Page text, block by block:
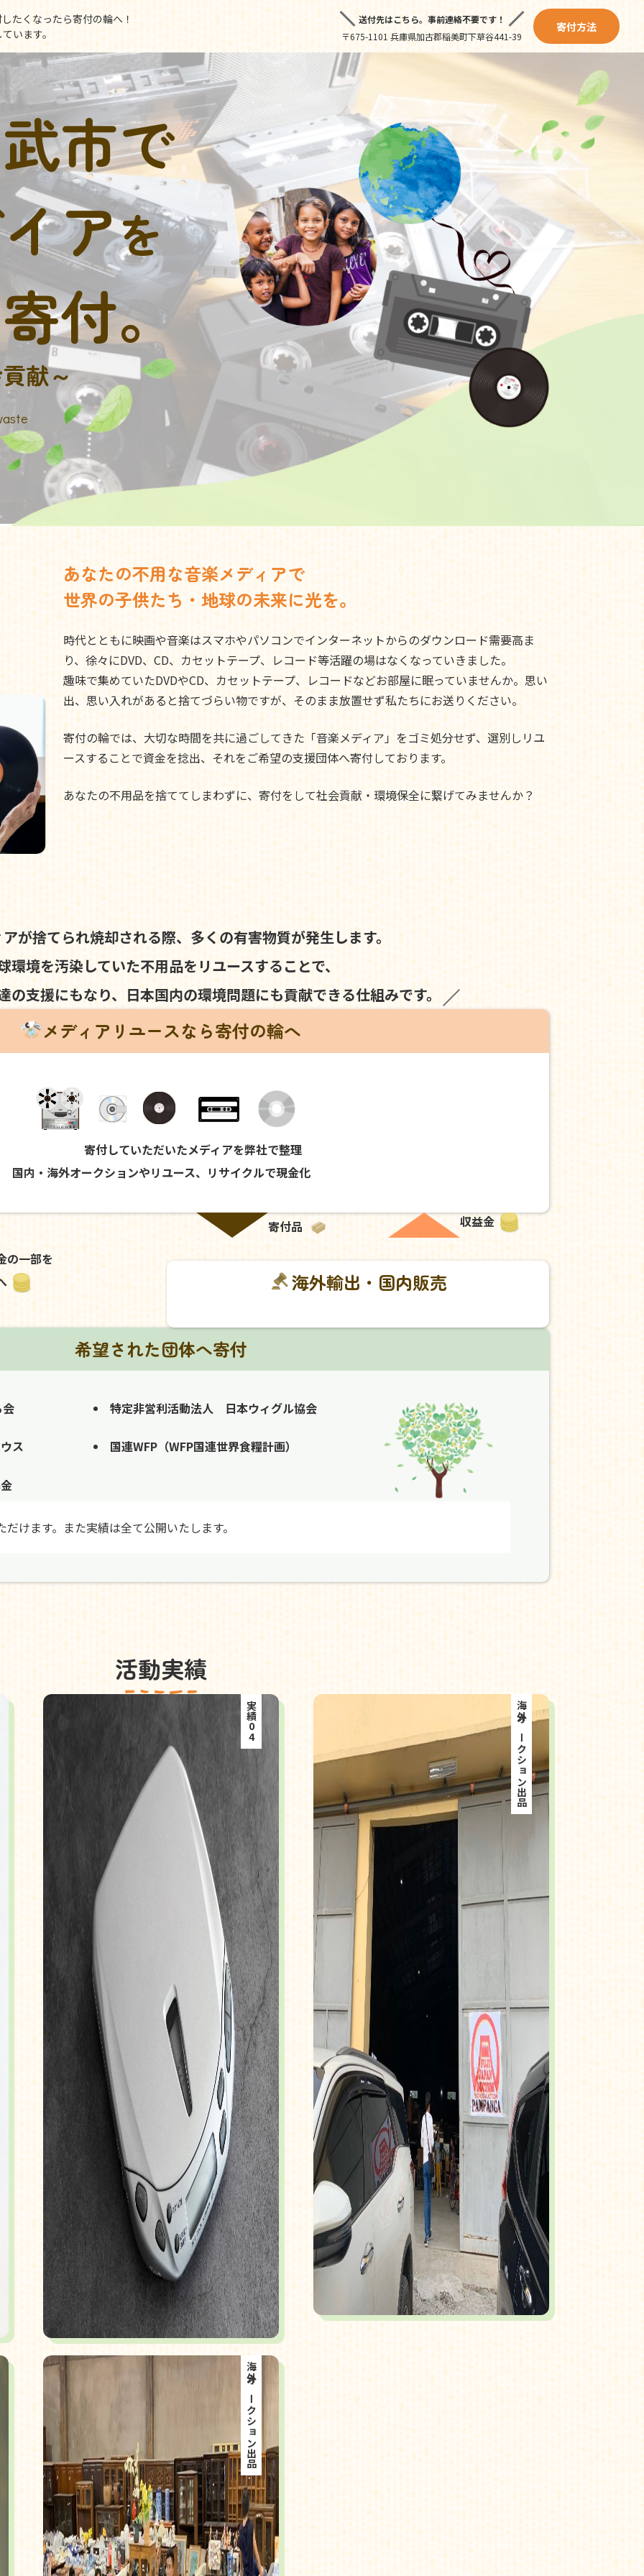
たくなったら寄付の輪へ！
います。
送付先はこちら。 事前連絡不要です！
〒675-1101 兵庫県加古郡稲美町下草谷441-39
寄付方法
市で
アを
付。
献～
あなたの不用な音楽メディアで
世界の子供たち・地球の未来に光を。
時代とともに映画や音楽はスマホやパソコンでインターネットからのダウンロード需要高ま
り、徐々にDVD、CD、カセットテープ、レコード等活躍の場はなくなっていきました。
趣味で集めていたDVDやCD、カセットテープ、レコードなどお部屋に眠っていませんか。思い
出、思い入れがあると捨てづらい物ですが、そのまま放置せず私たちにお送りください。
寄付の輪では、大切な時間を共に過ごしてきた「音楽メディア」をゴミ処分せず、選別しリユ
ースすることで資金を捻出、それをご希望の支援団体へ寄付しております。
あなたの不用品を捨ててしまわずに、寄付をして社会貢献・環境保全に繋げてみませんか？
が捨てられ焼却される際、 多くの有害物質が発生します。
環境を汚染していた不用品を リユースすることで、
支援にもなり、 日本国内の環境問題にも貢献できる仕組みです。
メディアリユースなら寄付の輪へ
寄付していただいたメディアを弊社で整理
国内・海外オークションやリユース、リサイクルで現金化
の一部を
寄付品 収益金
海外輸出・国内販売
希望された団体へ寄付
特定非営利活動法人 日本ウィグル協会
ス 国連WFP（WFP国連世界食糧計画）
けます。また実績は全て公開いたします。
活動実績
実績04 海外オークション出品
海外オークション出品